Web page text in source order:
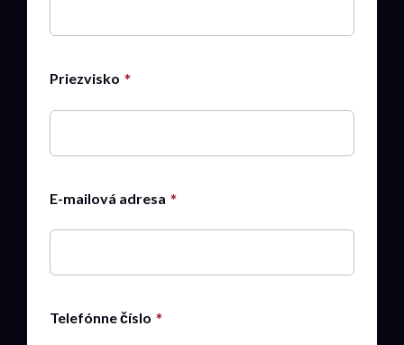
Priezvisko
E-mailová adresa
Telefónne číslo